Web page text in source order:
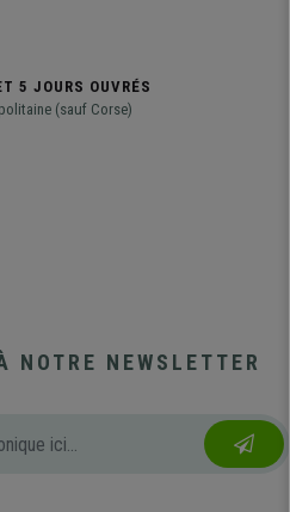
5 JOURS OUVRÉS
(sauf Corse)
NOTRE NEWSLETTER